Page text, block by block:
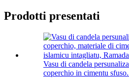
Prodotti presentati
Vasu di candela
coperchio in cimentu